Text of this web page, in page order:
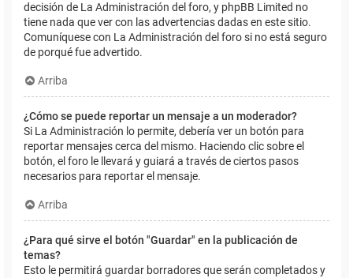
decisión de La Administración del foro, y phpBB Limited no
tiene nada que ver con las advertencias dadas en este sitio.
Comuníquese con La Administración del foro si no está seguro
de porqué fue advertido.
Arriba
¿Cómo se puede reportar un mensaje a un moderador?
Si La Administración lo permite, debería ver un botón para
reportar mensajes cerca del mismo. Haciendo clic sobre el
botón, el foro le llevará y guiará a través de ciertos pasos
necesarios para reportar el mensaje.
Arriba
¿Para qué sirve el botón "Guardar" en la publicación de
temas?
Esto le permitirá guardar borradores que serán completados y